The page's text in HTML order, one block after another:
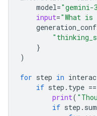
model=
input="What
}
)
for step in
if step . type ==
print(
if step .